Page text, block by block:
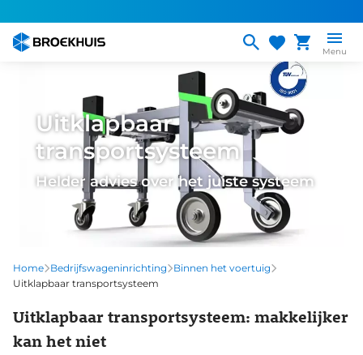
naar
Menu
Uitklapbaar
transportsysteem
Helder advies over het juiste systeem
Home Bedrijfswageninrichting
Binnen het voertuig
Uitklapbaar transportsysteem
Uitklapbaar transportsysteem: makkelijker
kan het niet